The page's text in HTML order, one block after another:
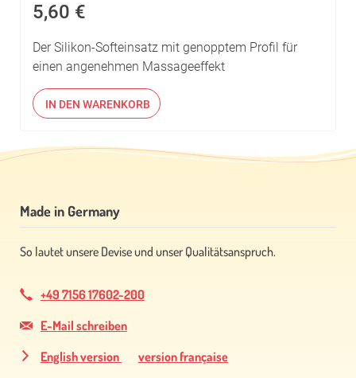
5,60 €
Der Silikon-Softeinsatz mit genopptem Profil für
einen angenehmen Massageeffekt
Made in Germany
So lautet unsere Devise und unser Qualitätsanspruch.
+49 7156 17602-200
E-Mail schreiben
English version
version française